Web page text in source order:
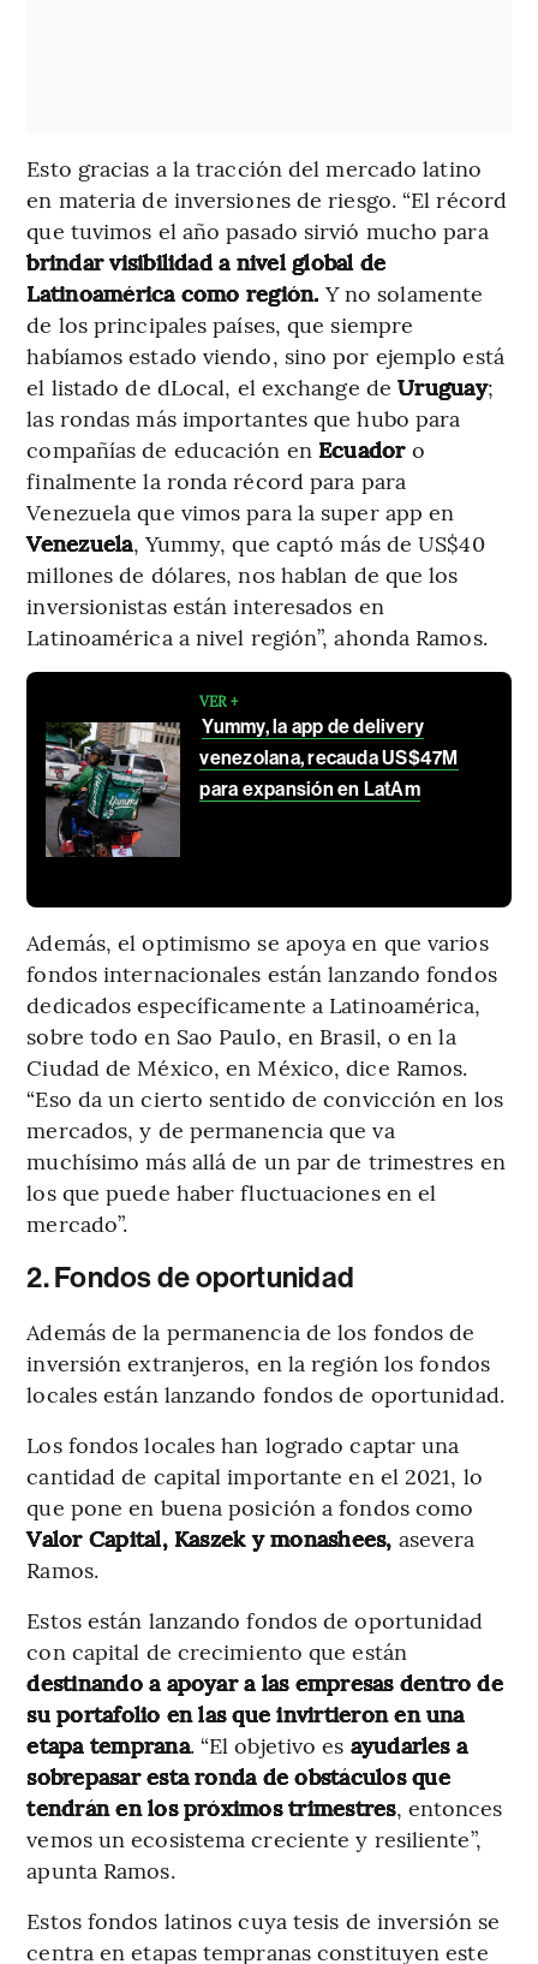
Esto gracias a la tracción del mercado latino
en materia de inversiones de riesgo. “El récord
que tuvimos el año pasado sirvió mucho para
brindar visibilidad a nivel global de
Latinoamérica como región. Y no solamente
de los principales países, que siempre
habíamos estado viendo, sino por ejemplo está
el listado de dLocal, el exchange deUruguay;
las rondas más importantes que hubo para
compañías de educación en Ecuadoro
finalmente la ronda récord para para
Venezuela que vimos para la super app en
Venezuela, Yummy, que captó más de US$40
millones de dólares, nos hablan de que los
inversionistas están interesados en
Latinoamérica a nivel región”, ahonda Ramos.
VER +
Yummy, la app de delivery
venezolana, recauda US$47M
para expansión en LatAm
Además, el optimismo se apoya en que varios
fondos internacionales están lanzando fondos
dedicados específicamente a Latinoamérica,
sobre todo en Sao Paulo, en Brasil, o en la
Ciudad de México, en México, dice Ramos.
“Eso da un cierto sentido de convicción en los
mercados, y de permanencia que va
muchísimo más allá de un par de trimestres en
los que puede haber fluctuaciones en el
mercado”.
2. Fondos de oportunidad
Además de la permanencia de los fondos de
inversión extranjeros, en la región los fondos
locales están lanzando fondos de oportunidad.
Los fondos locales han logrado captar una
cantidad de capital importante en el 2021, lo
que pone en buena posición a fondos como
Valor Capital, Kaszek y monashees, asevera
Ramos.
Estos están lanzando fondos de oportunidad
con capital de crecimiento que están
destinando a apoyar a las empresas dentro de
su portafolio en las que invirtieron en una
etapa temprana. “El objetivo es ayudarles a
sobrepasar esta ronda de obstáculos que
tendrán en los próximos trimestres, entonces
vemos un ecosistema creciente y resiliente”,
apunta Ramos.
Estos fondos latinos cuya tesis de inversión se
centra en etapas tempranas constituyen este